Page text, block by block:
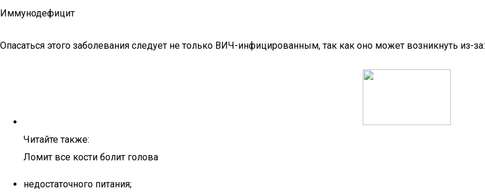
Иммунодефицит
Опасаться этого заболевания следует не только ВИЧ-инфицированным, так как оно может возникнуть из-за:
Читайте также:
Ломит все кости болит голова
недостаточного питания;